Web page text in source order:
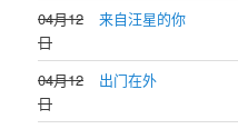
04月12
日
来自汪星的你
04月12
日
出门在外